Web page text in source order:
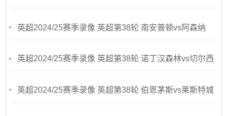
英超2024/25赛季录像 英超第38轮 南安普顿vs阿森纳
英超2024/25赛季录像 英超第38轮 诺丁汉森林vs切尔西
英超2024/25赛季录像 英超第38轮 伯恩茅斯vs莱斯特城